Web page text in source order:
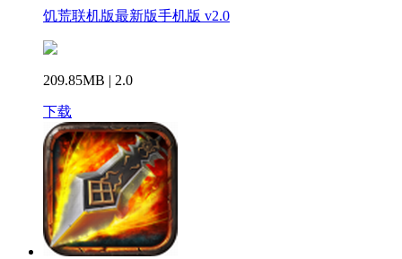
饥荒联机版最新版手机版 v2.0
209.85MB | 2.0
下载